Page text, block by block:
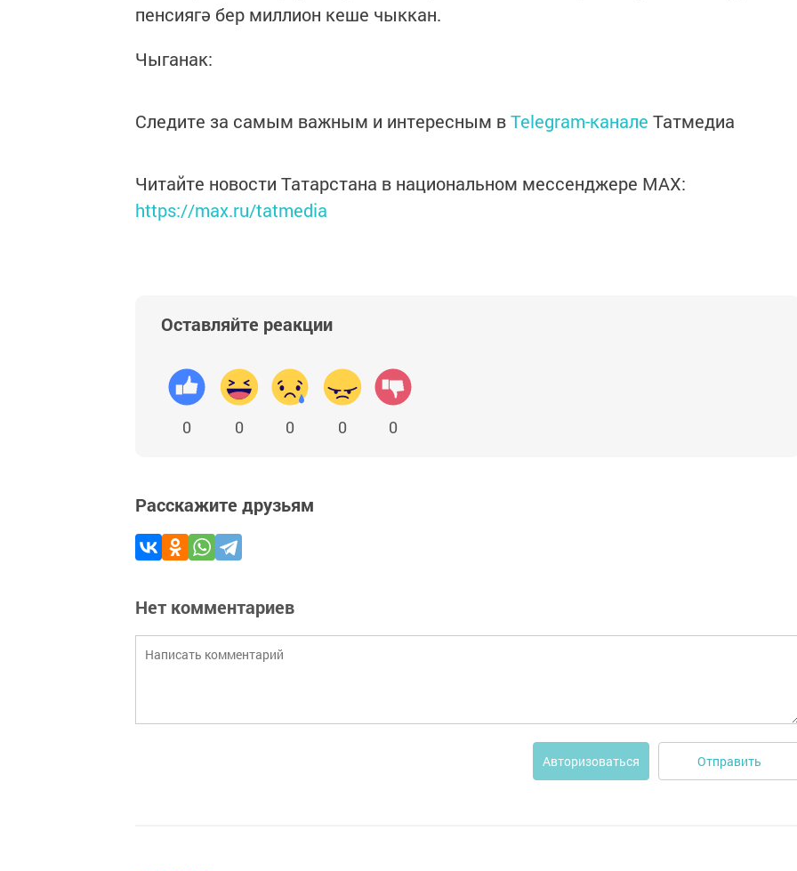
пенсиягә бер миллион кеше чыккан.
Чыганак:
Следите за самым важным и интересным вTelegram-канале Татмедиа
Читайте новости Татарстана в национальном мессенджере MАХ:
https://max.ru/tatmedia
Оставляйте реакции
0 0 0 0 0
Расскажите друзьям
Нет комментариев
Авторизоваться Отправить